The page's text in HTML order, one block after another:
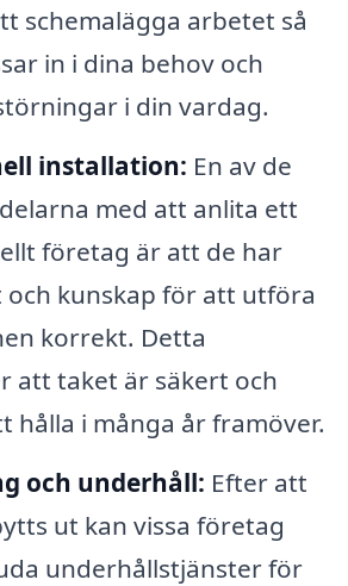
schemalägga arbetet så
in i dina behov och
i din vardag.
installation: En av de
med att anlita ett
företag är att de har
kunskap för att utföra
korrekt. Detta
att taket är säkert och
hålla i många år framöver.
och underhåll: Efter att
ut kan vissa företag
underhållstjänster för